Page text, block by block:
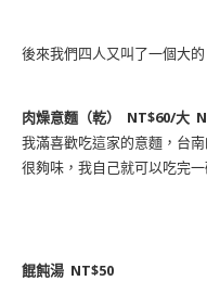
後來我們四人又叫了一個大的
肉燥意麵（乾） NT$60/大
我滿喜歡吃這家的意麵，台
很夠味，我自己就可以吃完一
餛飩湯 NT$50